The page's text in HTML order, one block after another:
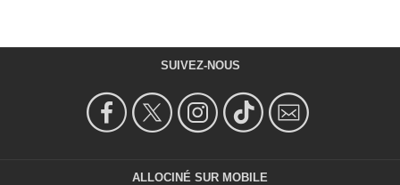
SUIVEZ-NOUS
ALLOCINÉ SUR MOBILE